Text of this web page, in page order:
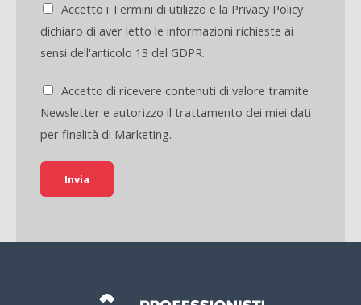
Accetto i Termini di utilizzo e la Privacy Policy
dichiaro di aver letto le informazioni richieste ai
sensi dell'articolo 13 del GDPR.
Accetto di ricevere contenuti di valore tramite
Newsletter e autorizzo il trattamento dei miei dati
per finalità di Marketing.
Invia